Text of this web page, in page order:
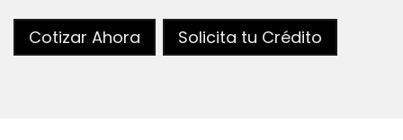
Cotizar Ahora Solicita tu Crédito